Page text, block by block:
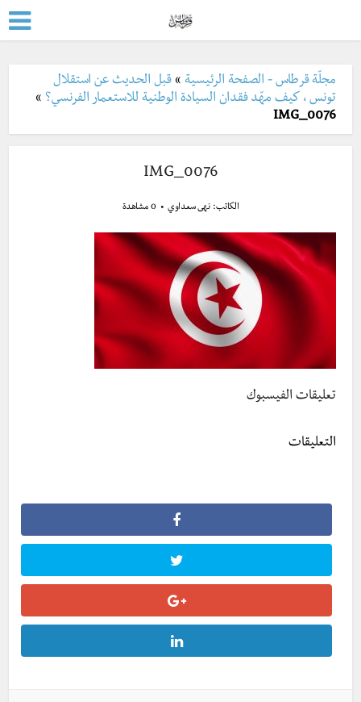
مجلّة قرطاس - الصفحة الرئيسية »قبل الحديث عن استقلال
تونس ، كيف مهّد فقدان السيادة الوطنية للاستعمار الفرنسي؟ »
IMG_0076
IMG_0076
الكاتب:نهى سعداوي 0 مشاهدة
تعليقات الفيسبوك
التعليقات